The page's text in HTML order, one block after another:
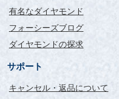
有名なダイヤモンド
フォーシーズブログ
ダイヤモンドの探求
サポート
キャンセル・返品について